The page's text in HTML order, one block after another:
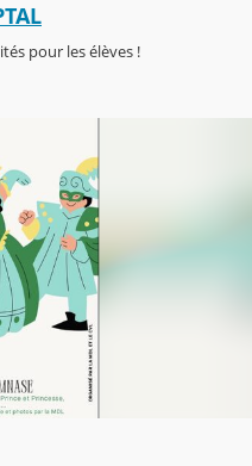
pour les élèves !